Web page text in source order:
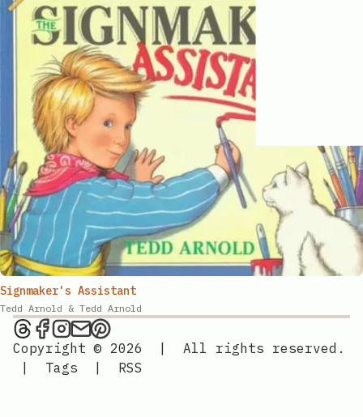
Signmaker's Assistant​​​​‌ ‍ ​‍​‍‌‍ ‌ ​‍‌‍‍‌‌‍‌ ‌‍‍‌‌‍ ‍​‍​‍​ ‍‍​‍​‍‌ ​ ‌‍​‌‌‍ ‍‌‍‍‌‌ ‌​‌ ‍‌​‍ ‍‌‍‍‌‌‍ ​‍​‍​‍ ​​‍​‍‌‍‍​‌ ​‍‌‍‌‌‌‍‌‍​‍​‍​ ‍‍​‍​‍‌‍‍​‌ ‌​‌ ‌​‌ ​​‌ ​ ​ ‍‍​‍ ​‍ ‌ ​​‌‍‍‌‌‍​ ‌ ‌​‌ ‌‌‌ ​‍‌‍‌‌‌‍​‍‌‍ ‌‍ ‌‍‍ ‌ ​‍‌‍‌‌‌ ‌‍‌‍‍‌‌‍‌‌‌ ‌ ​‍ ‍‌ ​ ‌‍​‌‌‍ ‍‌‍‍‌‌ ‌​‌ ‍‌​‍ ‍‌ ​ ‌ ‌​‌ ‌‌‌‍‌​‌‍‍‌‌‍ ​‍ ‌‍‍‌‌‍ ‍‌ ‌​‌‍‌‌‌‍ ‍‌ ‌​​‍ ‌‍‌‌‌‍‌​‌‍‍‌‌ ‌​​‍ ‌‍ ‌‌‍ ‌‍‌​‌‍‌‌​ ‌‌ ​​‌ ​‍‌‍‌‌‌ ​ ‌‍‌‌‌‍ ‍‌ ‌​‌‍​‌‌ ‌​‌‍‍‌‌‍ ‌‍ ‍​ ‍ ‌‍‍‌‌‍‌​​ ‌‌‌​‌‌‍​‍​ ‌​‌‍‍‍‌‍ ‍‌​​‌‌ ‌‍‌‍​‌‌​​‍‌ ‍‌​ ​ ‌ ‌​‌​‍‌‌ ‍‌‌ ‍‍‌​ ​‌​‌‌‌ ‌ ‌ ‍‍​ ‌ ‌​‌‍‌​‍‍​ ‍ ‌ ‌​‌ ‍‌‌ ​​‌‍‌‌​ ‌‌ ​‍‌‍‌‌‌ ‌‍‌‍‍‌‌‍‌‌‌ ‌ ​ ‍ ‌ ​​‌‍​‌‌ ‌​‌‍‍​​ ‌‌ ‌​‌‍‍‌‌ ‌​‌‍ ​‌‍‌‌​ ‌‍​‍‌‍​‌‌ ​ ‌‍‌‌‌‌‌‌‌ ​‍‌‍ ​​ ‌‌‍‍​‌ ‌​‌ ‌​‌ ​​‌ ​ ​‍‌‌​ ​ ‌​​‌​‍‌‌​ ​‍‌​‌‍​‍‌‌​ ​‍‌​‌‍‌ ​​‌‍‍‌‌‍​ ‌ ‌​‌ ‌‌‌ ​‍‌‍‌‌‌‍​‍‌‍ ‌‍ ‌‍‍ ‌ ​‍‌‍‌‌‌ ‌‍‌‍‍‌‌‍‌‌‌ ‌ ​‍ ‍‌ ​ ‌‍​‌‌‍ ‍‌‍‍‌‌ ‌​‌ ‍‌​‍ ‍‌ ​ ‌ ‌​‌ ‌‌‌‍‌​‌‍‍‌‌‍ ​‍‌‍‌‍‍‌‌‍‌​​ ‌‌‌​‌‌‍​‍​ ‌​‌‍‍‍‌‍ ‍‌​​‌‌ ‌‍‌‍​‌‌​​‍‌ ‍‌​ ​ ‌ ‌​‌​‍‌‌ ‍‌‌ ‍‍‌​ ​‌​‌‌‌ ‌ ‌ ‍‍​ ‌ ‌​‌‍‌​‍‍​‍‌‍‌ ‌​‌ ‍‌‌ ​​‌‍‌‌​ ‌‌ ​‍‌‍‌‌‌ ‌‍‌‍‍‌‌‍‌‌‌ ‌ ​‍‌‍‌ ​​‌‍​‌‌ ‌​‌‍‍​​ ‌‌ ‌​‌‍‍‌‌ ‌​‌‍ ​‌‍‌‌​‍‌‍‌ ​​‌‍‌‌‌ ​‍‌ ​ ‌ ​​‌‍‌‌‌‍​ ‌ ‌​‌‍‍‌‌ ‌‍‌‍‌‌​ ‌‌ ​​‌ ‌‌‌‍​‍‌‍ ​‌‍‍‌‌ ​ ‌‍‍​‌‍‌‌‌‍‌​​‍​‍‌ ‌
Tedd Arnold​​​​‌ ‍ ​‍​‍‌‍ ‌ ​‍‌‍‍‌‌‍‌ ‌‍‍‌‌‍ ‍​‍​‍​ ‍‍​‍​‍‌ ​ ‌‍​‌‌‍ ‍‌‍‍‌‌ ‌​‌ ‍‌​‍ ‍‌‍‍‌‌‍ ​‍​‍​‍ ​​‍​‍‌‍‍​‌ ​‍‌‍‌‌‌‍‌‍​‍​‍​ ‍‍​‍​‍‌‍‍​‌ ‌​‌ ‌​‌ ​​‌ ​ ​ ‍‍​‍ ​‍ ‌ ​​‌‍‍‌‌‍​ ‌ ‌​‌ ‌‌‌ ​‍‌‍‌‌‌‍​‍‌‍ ‌‍ ‌‍‍ ‌ ​‍‌‍‌‌‌ ‌‍‌‍‍‌‌‍‌‌‌ ‌ ​‍ ‍‌ ​ ‌‍​‌‌‍ ‍‌‍‍‌‌ ‌​‌ ‍‌​‍ ‍‌ ​ ‌ ‌​‌ ‌‌‌‍‌​‌‍‍‌‌‍ ​‍ ‌‍‍‌‌‍ ‍‌ ‌​‌‍‌‌‌‍ ‍‌ ‌​​‍ ‌‍‌‌‌‍‌​‌‍‍‌‌ ‌​​‍ ‌‍ ‌‌‍ ‌‍‌​‌‍‌‌​ ‌‌ ​​‌ ​‍‌‍‌‌‌ ​ ‌‍‌‌‌‍ ‍‌ ‌​‌‍​‌‌ ‌​‌‍‍‌‌‍ ‌‍ ‍​ ‍ ‌‍‍‌‌‍‌​​ ‌‌‌​‌‌‍​‍​ ‌​‌‍‍‍‌‍ ‍‌​​‌‌ ‌‍‌‍​‌‌​​‍‌ ‍‌​ ​ ‌ ‌​‌​‍‌‌ ‍‌‌ ‍‍‌​ ​‌​‌‌‌ ‌ ‌ ‍‍​ ‌ ‌​‌‍‌​‍‍​ ‍ ‌ ‌​‌ ‍‌‌ ​​‌‍‌‌​ ‌‌ ​‍‌‍‌‌‌ ‌‍‌‍‍‌‌‍‌‌‌ ‌ ​ ‍ ‌ ​​‌‍​‌‌ ‌​‌‍‍​​ ‌‌‍​‍‌‍ ‌‍ ‌‍‍ ‌​​‌‌ ‌‌‌ ‌​‌‍‍​‌‍ ‌ ​‍‌ ​ ​‍‌‌​ ‌‌‌​​‍​ ​​​‍‌‌​ ‌‌‌​‌​​ ‌‍​‍‌‍​‌‌ ​ ‌‍‌‌‌‌‌‌‌ ​‍‌‍ ​​ ‌‌‍‍​‌ ‌​‌ ‌​‌ ​​‌ ​ ​‍‌‌​ ​ ‌​​‌​‍‌‌​ ​‍‌​‌‍​‍‌‌​ ​‍‌​‌‍‌ ​​‌‍‍‌‌‍​ ‌ ‌​‌ ‌‌‌ ​‍‌‍‌‌‌‍​‍‌‍ ‌‍ ‌‍‍ ‌ ​‍‌‍‌‌‌ ‌‍‌‍‍‌‌‍‌‌‌ ‌ ​‍ ‍‌ ​ ‌‍​‌‌‍ ‍‌‍‍‌‌ ‌​‌ ‍‌​‍ ‍‌ ​ ‌ ‌​‌ ‌‌‌‍‌​‌‍‍‌‌‍ ​‍‌‍‌‍‍‌‌‍‌​​ ‌‌‌​‌‌‍​‍​ ‌​‌‍‍‍‌‍ ‍‌​​‌‌ ‌‍‌‍​‌‌​​‍‌ ‍‌​ ​ ‌ ‌​‌​‍‌‌ ‍‌‌ ‍‍‌​ ​‌​‌‌‌ ‌ ‌ ‍‍​ ‌ ‌​‌‍‌​‍‍​‍‌‍‌ ‌​‌ ‍‌‌ ​​‌‍‌‌​ ‌‌ ​‍‌‍‌‌‌ ‌‍‌‍‍‌‌‍‌‌‌ ‌ ​‍‌‍‌ ​​‌‍​‌‌ ‌​‌‍‍​​ ‌‌‍​‍‌‍ ‌‍ ‌‍‍ ‌​​‌‌ ‌‌‌ ‌​‌‍‍​‌‍ ‌ ​‍‌ ​ ​‍‌‌​ ‌‌‌​​‍​ ​​​‍‌‌​ ‌‌‌​‌​​‍‌‍‌ ​​‌‍‌‌‌ ​‍‌ ​ ‌ ​​‌‍‌‌‌‍​ ‌ ‌​‌‍‍‌‌ ‌‍‌‍‌‌​ ‌‌ ​​‌ ‌‌‌‍​‍‌‍ ​‌‍‍‌‌ ​ ‌‍‍​‌‍‌‌‌‍‌​​‍​‍‌ ‌ & Tedd Arnold​​​​‌ ‍ ​‍​‍‌‍ ‌ ​‍‌‍‍‌‌‍‌ ‌‍‍‌‌‍ ‍​‍​‍​ ‍‍​‍​‍‌ ​ ‌‍​‌‌‍ ‍‌‍‍‌‌ ‌​‌ ‍‌​‍ ‍‌‍‍‌‌‍ ​‍​‍​‍ ​​‍​‍‌‍‍​‌ ​‍‌‍‌‌‌‍‌‍​‍​‍​ ‍‍​‍​‍‌‍‍​‌ ‌​‌ ‌​‌ ​​‌ ​ ​ ‍‍​‍ ​‍ ‌ ​​‌‍‍‌‌‍​ ‌ ‌​‌ ‌‌‌ ​‍‌‍‌‌‌‍​‍‌‍ ‌‍ ‌‍‍ ‌ ​‍‌‍‌‌‌ ‌‍‌‍‍‌‌‍‌‌‌ ‌ ​‍ ‍‌ ​ ‌‍​‌‌‍ ‍‌‍‍‌‌ ‌​‌ ‍‌​‍ ‍‌ ​ ‌ ‌​‌ ‌‌‌‍‌​‌‍‍‌‌‍ ​‍ ‌‍‍‌‌‍ ‍‌ ‌​‌‍‌‌‌‍ ‍‌ ‌​​‍ ‌‍‌‌‌‍‌​‌‍‍‌‌ ‌​​‍ ‌‍ ‌‌‍ ‌‍‌​‌‍‌‌​ ‌‌ ​​‌ ​‍‌‍‌‌‌ ​ ‌‍‌‌‌‍ ‍‌ ‌​‌‍​‌‌ ‌​‌‍‍‌‌‍ ‌‍ ‍​ ‍ ‌‍‍‌‌‍‌​​ ‌‌‌​‌‌‍​‍​ ‌​‌‍‍‍‌‍ ‍‌​​‌‌ ‌‍‌‍​‌‌​​‍‌ ‍‌​ ​ ‌ ‌​‌​‍‌‌ ‍‌‌ ‍‍‌​ ​‌​‌‌‌ ‌ ‌ ‍‍​ ‌ ‌​‌‍‌​‍‍​ ‍ ‌ ‌​‌ ‍‌‌ ​​‌‍‌‌​ ‌‌ ​‍‌‍‌‌‌ ‌‍‌‍‍‌‌‍‌‌‌ ‌ ​ ‍ ‌ ​​‌‍​‌‌ ‌​‌‍‍​​ ‌‌‍​‍‌‍ ‌‍ ‌‍‍ ‌​‍‌‌‍ ​‌‍ ​‌ ‌‌‌ ​ ‌ ‌​‌ ​‍‌‍​‌‌ ‌​‌‍ ‌ ​‍‌ ​ ​‍‌‌​ ‌‌‌​​‍​ ​​​‍‌‌​ ‌‌‌​‌​​ ‌‍​‍‌‍​‌‌ ​ ‌‍‌‌‌‌‌‌‌ ​‍‌‍ ​​ ‌‌‍‍​‌ ‌​‌ ‌​‌ ​​‌ ​ ​‍‌‌​ ​ ‌​​‌​‍‌‌​ ​‍‌​‌‍​‍‌‌​ ​‍‌​‌‍‌ ​​‌‍‍‌‌‍​ ‌ ‌​‌ ‌‌‌ ​‍‌‍‌‌‌‍​‍‌‍ ‌‍ ‌‍‍ ‌ ​‍‌‍‌‌‌ ‌‍‌‍‍‌‌‍‌‌‌ ‌ ​‍ ‍‌ ​ ‌‍​‌‌‍ ‍‌‍‍‌‌ ‌​‌ ‍‌​‍ ‍‌ ​ ‌ ‌​‌ ‌‌‌‍‌​‌‍‍‌‌‍ ​‍‌‍‌‍‍‌‌‍‌​​ ‌‌‌​‌‌‍​‍​ ‌​‌‍‍‍‌‍ ‍‌​​‌‌ ‌‍‌‍​‌‌​​‍‌ ‍‌​ ​ ‌ ‌​‌​‍‌‌ ‍‌‌ ‍‍‌​ ​‌​‌‌‌ ‌ ‌ ‍‍​ ‌ ‌​‌‍‌​‍‍​‍‌‍‌ ‌​‌ ‍‌‌ ​​‌‍‌‌​ ‌‌ ​‍‌‍‌‌‌ ‌‍‌‍‍‌‌‍‌‌‌ ‌ ​‍‌‍‌ ​​‌‍​‌‌ ‌​‌‍‍​​ ‌‌‍​‍‌‍ ‌‍ ‌‍‍ ‌​‍‌‌‍ ​‌‍ ​‌ ‌‌‌ ​ ‌ ‌​‌ ​‍‌‍​‌‌ ‌​‌‍ ‌ ​‍‌ ​ ​‍‌‌​ ‌‌‌​​‍​ ​​​‍‌‌​ ‌‌‌​‌​​‍‌‍‌ ​​‌‍‌‌‌ ​‍‌ ​ ‌ ​​‌‍‌‌‌‍​ ‌ ‌​‌‍‍‌‌ ‌‍‌‍‌‌​ ‌‌ ​​‌ ‌‌‌‍​‍‌‍ ​‌‍‍‌‌ ​ ‌‍‍​‌‍‌‌‌‍‌​​‍​‍‌ ‌
Picture Book Review on Threads
Picture Book Review on Facebook
Picture Book Review on Instagram
Send an email to Picture Book
Picture Book Review on
Copyright © 2026
All rights reserved.
Tags RSS